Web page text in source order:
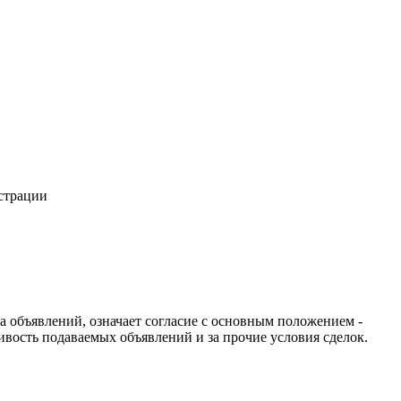
объявлений, означает согласие с основным положением -
подаваемых объявлений и за прочие условия сделок.